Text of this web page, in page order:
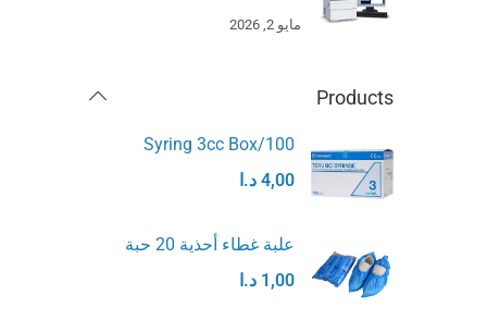
مايو 2, 2026
Products
Syring 3cc Box/100
4,00 د.ا
علبة غطاء أحذية 20 حبة
1,00 د.ا